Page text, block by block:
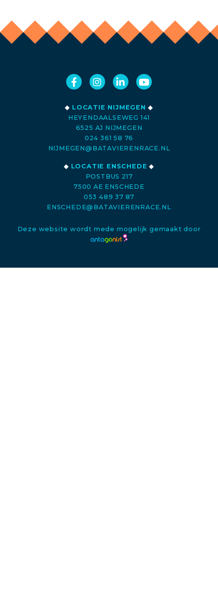
◆ LOCATIE NIJMEGEN ◆
HEYENDAALSEWEG 141
6525 AJ NIJMEGEN
024 361 58 76
NIJMEGEN@BATAVIERENRACE.NL
◆ LOCATIE ENSCHEDE ◆
POSTBUS 217
7500 AE ENSCHEDE
053 489 37 87
ENSCHEDE@BATAVIERENRACE.NL
Deze website wordt mede mogelijk gemaakt door